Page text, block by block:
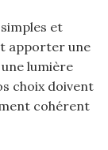
et
apporter une
lumière
choix doivent
cohérent